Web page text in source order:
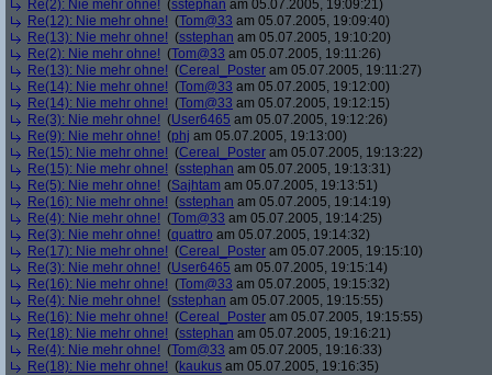
Re(2): Nie mehr ohne! (sstephan am 05.07.2005, 19:09:21)
Re(12): Nie mehr ohne! (Tom@33 am 05.07.2005, 19:09:40)
Re(13): Nie mehr ohne! (sstephan am 05.07.2005, 19:10:20)
Re(2): Nie mehr ohne! (Tom@33 am 05.07.2005, 19:11:26)
Re(13): Nie mehr ohne! (Cereal_Poster am 05.07.2005, 19:11:27)
Re(14): Nie mehr ohne! (Tom@33 am 05.07.2005, 19:12:00)
Re(14): Nie mehr ohne! (Tom@33 am 05.07.2005, 19:12:15)
Re(3): Nie mehr ohne! (User6465 am 05.07.2005, 19:12:26)
Re(9): Nie mehr ohne! (phj am 05.07.2005, 19:13:00)
Re(15): Nie mehr ohne! (Cereal_Poster am 05.07.2005, 19:13:22)
Re(15): Nie mehr ohne! (sstephan am 05.07.2005, 19:13:31)
Re(5): Nie mehr ohne! (Sajhtam am 05.07.2005, 19:13:51)
Re(16): Nie mehr ohne! (sstephan am 05.07.2005, 19:14:19)
Re(4): Nie mehr ohne! (Tom@33 am 05.07.2005, 19:14:25)
Re(3): Nie mehr ohne! (quattro am 05.07.2005, 19:14:32)
Re(17): Nie mehr ohne! (Cereal_Poster am 05.07.2005, 19:15:10)
Re(3): Nie mehr ohne! (User6465 am 05.07.2005, 19:15:14)
Re(16): Nie mehr ohne! (Tom@33 am 05.07.2005, 19:15:32)
Re(4): Nie mehr ohne! (sstephan am 05.07.2005, 19:15:55)
Re(16): Nie mehr ohne! (Cereal_Poster am 05.07.2005, 19:15:55)
Re(18): Nie mehr ohne! (sstephan am 05.07.2005, 19:16:21)
Re(4): Nie mehr ohne! (Tom@33 am 05.07.2005, 19:16:33)
Re(18): Nie mehr ohne! (kaukus am 05.07.2005, 19:16:35)